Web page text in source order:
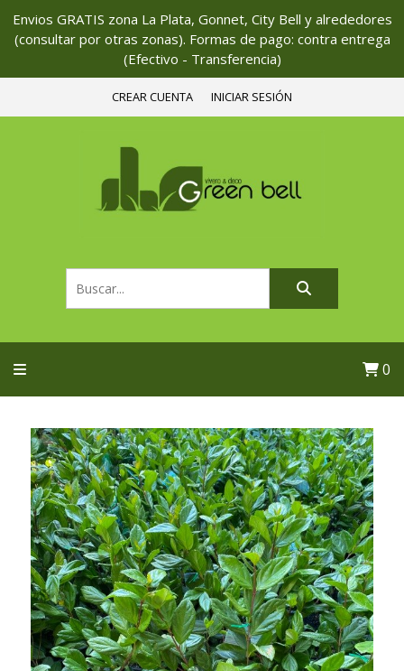
Envios GRATIS zona La Plata, Gonnet, City Bell y alrededores
(consultar por otras zonas). Formas de pago: contra entrega
(Efectivo - Transferencia)
CREAR CUENTA INICIAR SESIÓN
0